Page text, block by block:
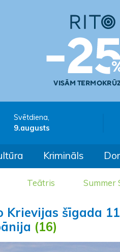
Svētdiena,
9.augusts
Krimināls
Teātris Summer
šīgada
(16)